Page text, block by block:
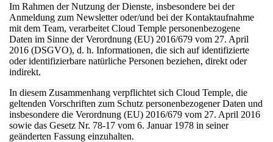
Im Rahmen der Nutzung der Dienste, insbesondere bei der
Anmeldung zum Newsletter oder/und bei der Kontaktaufnahme
mit dem Team, verarbeitet Cloud Temple personenbezogene
Daten im Sinne der Verordnung (EU) 2016/679 vom 27. April
2016 (DSGVO), d. h. Informationen, die sich auf identifizierte
oder identifizierbare natürliche Personen beziehen, direkt oder
indirekt.
In diesem Zusammenhang verpflichtet sich Cloud Temple, die
geltenden Vorschriften zum Schutz personenbezogener Daten und
insbesondere die Verordnung (EU) 2016/679 vom 27. April 2016
sowie das Gesetz Nr. 78-17 vom 6. Januar 1978 in seiner
geänderten Fassung einzuhalten.